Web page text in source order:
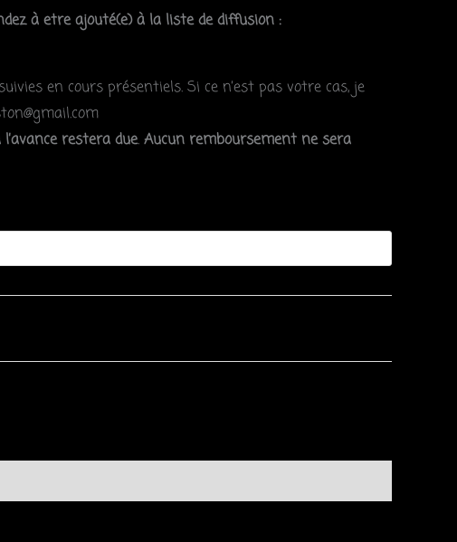
à etre ajouté(e) à la liste de diffusion :
en cours présentiels. Si ce n’est pas votre cas, je
restera due. Aucun remboursement ne sera